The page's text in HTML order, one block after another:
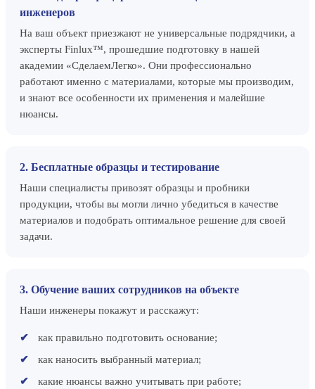
инженеров
На ваш объект приезжают не универсальные подрядчики, а
эксперты Finlux™, прошедшие подготовку в нашей
академии «СделаемЛегко». Они профессионально
работают именно с материалами, которые мы производим,
и знают все особенности их применения и малейшие
нюансы.
2. Бесплатные образцы и тестирование
Наши специалисты привозят образцы и пробники
продукции, чтобы вы могли лично убедиться в качестве
материалов и подобрать оптимальное решение для своей
задачи.
3. Обучение ваших сотрудников на объекте
Наши инженеры покажут и расскажут:
как правильно подготовить основание;
как наносить выбранный материал;
какие нюансы важно учитывать при работе;